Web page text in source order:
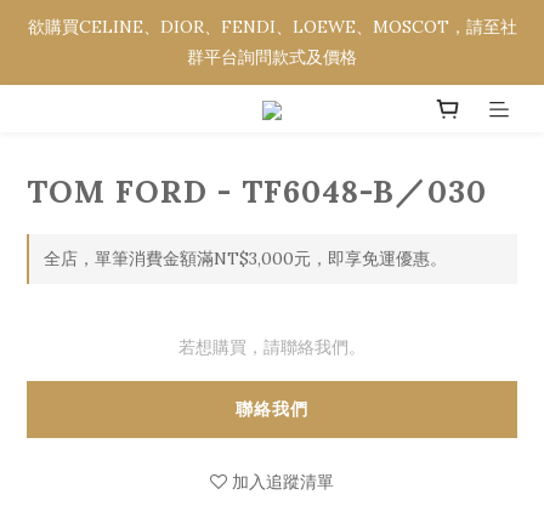
欲購買CELINE、DIOR、FENDI、LOEWE、MOSCOT，請至社
群平台詢問款式及價格
欲購買CELINE、DIOR、FENDI、LOEWE、MOSCOT，請至社
群平台詢問款式及價格
全館消費金額滿NT$3,000，即享免運優惠。
欲購買CELINE、DIOR、FENDI、LOEWE、MOSCOT，請至社
TOM FORD - TF6048-B／030
全店，單筆消費金額滿NT$3,000元，即享免運優惠。
若想購買，請聯絡我們。
聯絡我們
加入追蹤清單